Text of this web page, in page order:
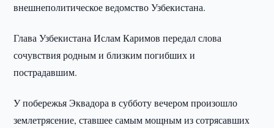
внешнеполитическое ведомство Узбекистана.
Глава Узбекистана Ислам Каримов передал слова
сочувствия родным и близким погибших и
пострадавшим.
У побережья Эквадора в субботу вечером произошло
землетрясение, ставшее самым мощным из сотрясавших